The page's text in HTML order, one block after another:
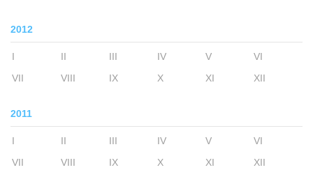
2012
I II III IV V
VI
VII
VIII IX X XI XII
2011
I II III IV V
VI
VII
VIII IX X XI XII